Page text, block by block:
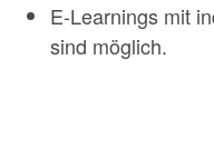
E-Learnings mit
sind möglich.